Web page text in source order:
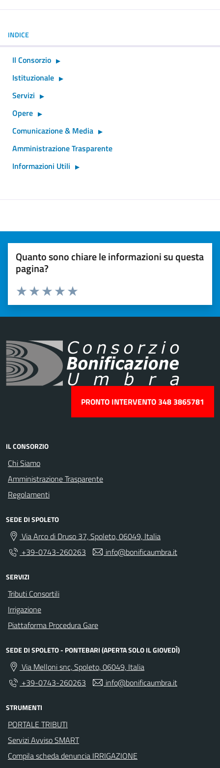
INDICE
Il Consorzio
Istituzionale
Servizi
Opere
Comunicazione & Media
Amministrazione Trasparente
Informazioni Utili
Quanto sono chiare le informazioni su questa
pagina?
Valuta 5 stelle su 5
Valuta 4 stelle su 5
Valuta 3 stelle su 5
Valuta 2 stelle su 5
Valuta 1 stelle su 5
PRONTO INTERVENTO 348 3865781
IL CONSORZIO
Chi Siamo
Amministrazione Trasparente
Regolamenti
SEDE DI SPOLETO
Via Arco di Druso 37, Spoleto, 06049, Italia
+39-0743-260263
info@bonificaumbra.it
SERVIZI
Tributi Consortili
Irrigazione
Piattaforma Procedura Gare
SEDE DI SPOLETO - PONTEBARI (APERTA SOLO IL GIOVEDÌ)
Via Melloni snc, Spoleto, 06049, Italia
+39-0743-260263
info@bonificaumbra.it
STRUMENTI
PORTALE TRIBUTI
Servizi Avviso SMART
Compila scheda denuncia IRRIGAZIONE